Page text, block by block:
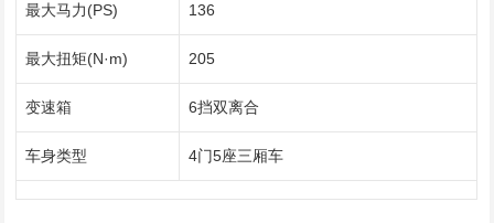
最大马力(PS) 136
最大扭矩(N·m) 205
变速箱 6挡双离合
车身类型 4门5座三厢车